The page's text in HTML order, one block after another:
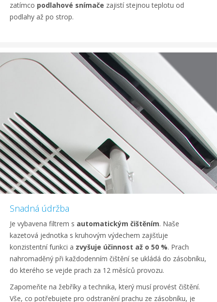
zatímco podlahové snímače zajistí stejnou teplotu od
podlahy až po strop.
Snadná údržba
Je vybavena filtrem s automatickým čištěním. Naše
kazetová jednotka s kruhovým výdechem zajišťuje
konzistentní funkci a zvyšuje účinnost až o 50 %. Prach
nahromaděný při každodenním čištění se ukládá do zásobníku,
do kterého se vejde prach za 12 měsíců provozu.
Zapomeňte na žebříky a technika, který musí provést čištění.
Vše, co potřebujete pro odstranění prachu ze zásobníku, je